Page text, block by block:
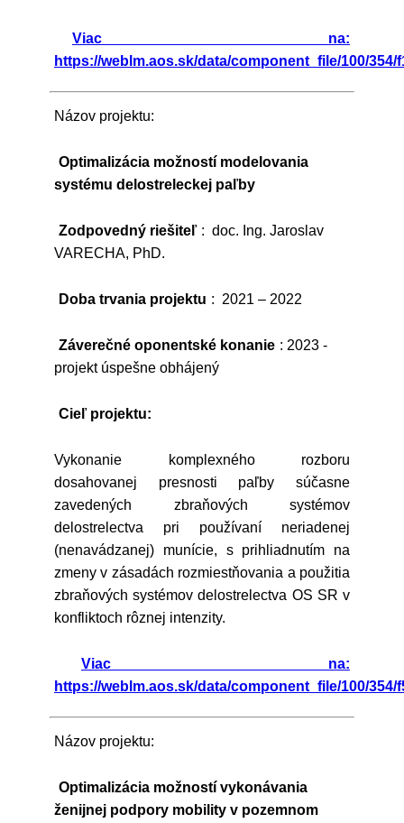
Viac na:
https://weblm.aos.sk/data/component_file/100/354/
Názov projektu:
Optimalizácia možností modelovania
systému delostreleckej paľby
Zodpovedný riešiteľ : doc. Ing. Jaroslav
VARECHA, PhD.
Doba trvania projektu : 2021 – 2022
Záverečné oponentské konanie : 2023 -
projekt úspešne obhájený
Cieľ projektu:
Vykonanie komplexného rozboru
dosahovanej presnosti paľby súčasne
zavedených zbraňových systémov
delostrelectva pri používaní neriadenej
(nenavádzanej) munície, s prihliadnutím na
zmeny v zásadách rozmiestňovania a použitia
zbraňových systémov delostrelectva OS SR v
konfliktoch rôznej intenzity.
Viac na:
https://weblm.aos.sk/data/component_file/100/354/
Názov projektu:
Optimalizácia možností vykonávania
ženijnej podpory mobility v pozemnom